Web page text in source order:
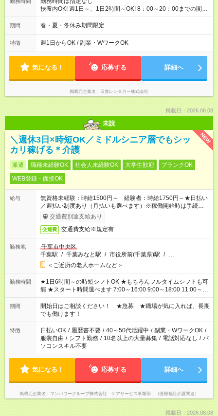
扶養内OK! 週1日～、1日2時間～OK! 8：00～20：00までの間
で、2～8時間 2か月限定、 1ヶ月、100時間まで
期間 春・夏・冬休み期間限定
特徴 週1日からOK / 副業・WワークOK
気になる！ 応募する 詳細へ
掲載元企業名 日進レンタカー株式会社
掲載日：2026.08.08
未読
NEW
＼週休3日×時短OK／ミドルシニア層でもシッ
カリ稼げる＊介護
派遣 職種未経験OK 社会人未経験OK 大学生歓迎
ブランクOK
WEB登録・面接OK
給与
無資格未経験：時給1500円～ 経験者：時給1750円～★日払い
／週払い制度あり（月払いも選べます）※稼働開始時は手続き完
了次第のお支払いとなります。
交通費別途支給あり
交通費 交通費支給※規定有
勤務地
千葉市中央区
千葉駅 / 千葉みなと駅 / 市役所前(千葉県)駅 / …
＜ご近所の老人ホームなど＞
勤務時間
★1日6時間～の時短シフトOK ★もちろんフルタイムシフトも可
能 ★スタート時間選べます 7:00～16:00 9:00～18:00 11:00～
20:00 など 残業なし！ ※Wワークの場合、他のお仕事と合わせ
週40時間超の就業はご案内できません ※法令に基づき、週20時
間以上勤務は社会保険への加入対象となります ※労働者派遣法
（日雇い派遣の原則禁止）により、短時間・短期間の就業はご
案内が難しい場合があります
期間
開始日はご相談ください！ ★急募 ★職場が気に入れば、長期
でも働けます！
特徴 日払いOK / 履歴書不要 / 40～50代活躍中 / 副業・WワークOK /
服装自由 / シフト勤務 / 10名以上の大量募集 / 電話対応なし / パ
ソコンスキル不要
気になる！ 応募する 詳細へ
掲載元企業名 マンパワーグループ株式会社 ケアサービス事業部 （医療福祉介護関連）
掲載日：2026.08.08